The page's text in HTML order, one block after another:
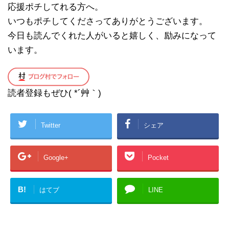
応援ポチしてれる方へ。
いつもポチしてくださってありがとうございます。
今日も読んでくれた人がいると嬉しく、励みになって
います。
読者登録もぜひ( *´艸｀)
Twitter シェア
Google+ Pocket
B! はてブ LINE